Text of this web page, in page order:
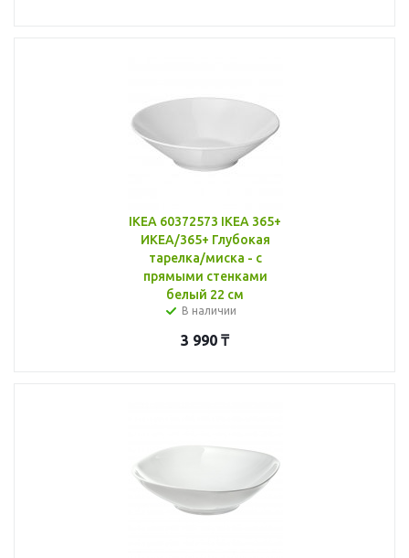
IKEA 60372573 IKEA 365+
ИКЕА/365+ Глубокая
тарелка/миска - с
прямыми стенками
белый 22 см
В наличии
3 990 ₸